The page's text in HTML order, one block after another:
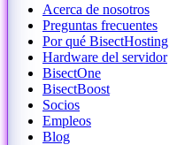
Acerca de nosotros
Preguntas frecuentes
Por qué BisectHosting
Hardware del servidor
BisectOne
BisectBoost
Socios
Empleos
Blog